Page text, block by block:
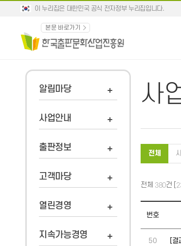
이 누리집은 대한민국 공식 전자정부 누리집입니다.
본문 바로가기
알림마당
사업안내
출판정보
고객마당
열린경영
지속가능경영
사
전체
전체 380건 [
번호
50 [결